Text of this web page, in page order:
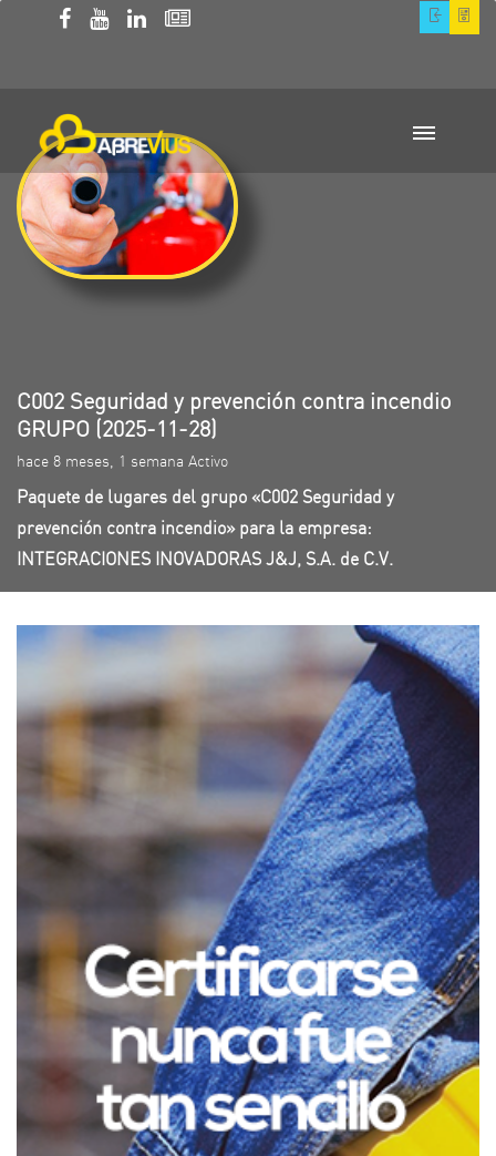
C002 Seguridad y prevención contra incendio
GRUPO (2025-11-28)
hace 8 meses, 1 semana Activo
Paquete de lugares del grupo «C002 Seguridad y
prevención contra incendio» para la empresa:
INTEGRACIONES INOVADORAS J&J, S.A. de C.V.